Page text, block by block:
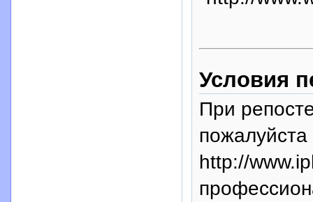
Условия
При
пожалуйста
http://